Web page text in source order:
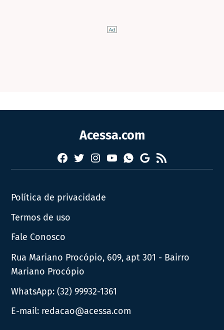
Acessa.com
Facebook
TwitterInstagram
YouTubeWhatsapp
Google
News
RSS
Política de privacidade
Termos de uso
Fale Conosco
Rua Mariano Procópio, 609, apt 301 - Bairro
Mariano Procópio
WhatsApp:(32) 99932-1361
E-mail: redacao@acessa.com